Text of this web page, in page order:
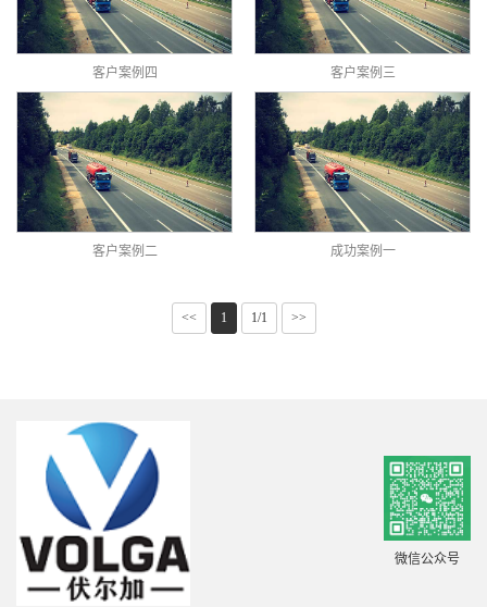
客户案例四 客户案例三
客户案例二 成功案例一
<< 1 1/1 >>
微信公众号